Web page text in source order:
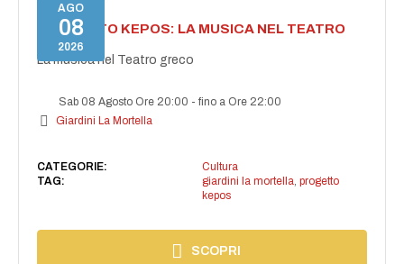
AGO
08
2026
PROGETTO KEPOS: LA MUSICA NEL TEATRO
GRECO
La musica nel Teatro greco
Sab 08 Agosto Ore 20:00 -fino a Ore 22:00
Giardini La Mortella
CATEGORIE:
Cultura
TAG:
giardini la mortella, progetto
kepos
SCOPRI